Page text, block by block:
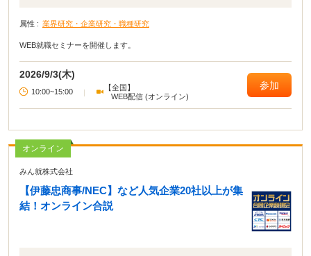
属性 : 業界研究・企業研究・職種研究
WEB就職セミナーを開催します。
2026/9/3(木)
10:00~15:00 |
【全国】
WEB配信 (オンライン)
参加
オンライン
みん就株式会社
【伊藤忠商事/NEC】など人気企業20社以上が集
結！オンライン合説